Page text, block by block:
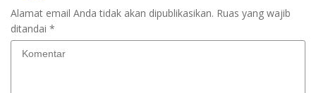
Alamat email Anda tidak akan dipublikasikan. Ruas yang wajib
ditandai *